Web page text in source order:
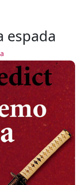
espada